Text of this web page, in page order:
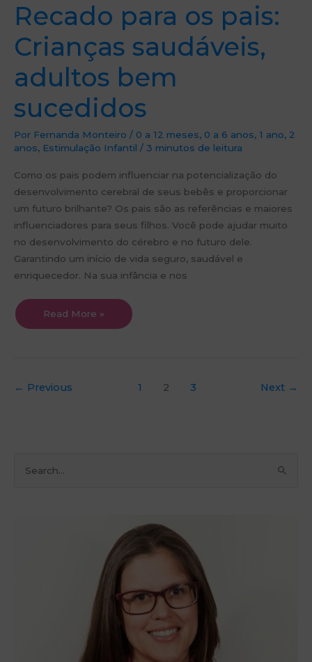
Recado para os pais:
Crianças saudáveis,
adultos bem
sucedidos
Por Fernanda Monteiro / 0 a 12 meses, 0 a 6 anos, 1 ano, 2
anos, Estimulação Infantil / 3 minutos de leitura
Como os pais podem influenciar na potencialização do
desenvolvimento cerebral de seus bebês e proporcionar
um futuro brilhante? Os pais são as referências e maiores
influenciadores para seus filhos. Você pode ajudar muito
no desenvolvimento do cérebro e no futuro dele.
Garantindo um início de vida seguro, saudável e
enriquecedor. Na sua infância e nos
Read More »
← Previous 1 2 3 Next →